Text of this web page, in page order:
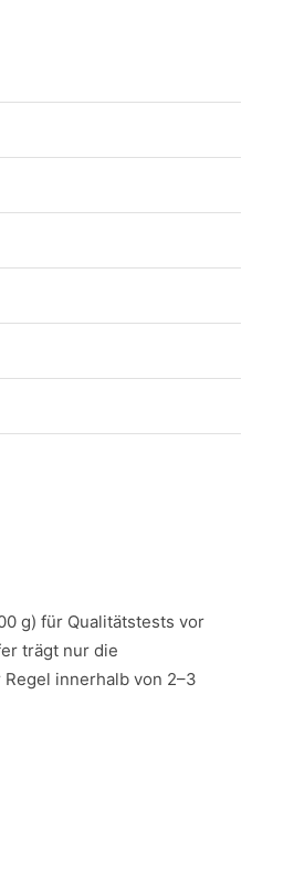
g) für Qualitätstests vor
trägt nur die
innerhalb von 2–3